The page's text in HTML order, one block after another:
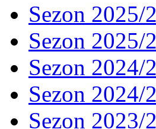
Sezon 2025/
Sezon 2025/
Sezon 2024/
Sezon 2024/
Sezon 2023/